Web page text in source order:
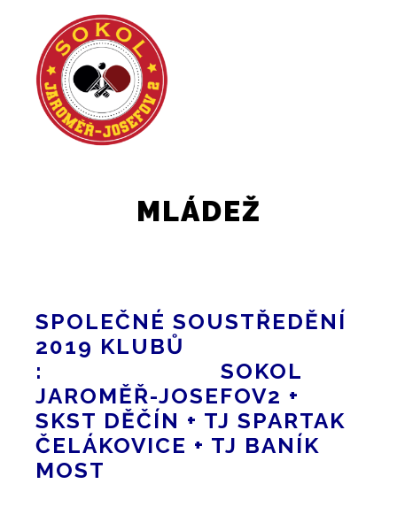
MLÁDEŽ
SPOLEČNÉ SOUSTŘEDĚNÍ
2019 KLUBŮ
: SOKOL
JAROMĚŘ-JOSEFOV2 +
SKST DĚČÍN + TJ SPARTAK
ČELÁKOVICE + TJ BANÍK
MOST